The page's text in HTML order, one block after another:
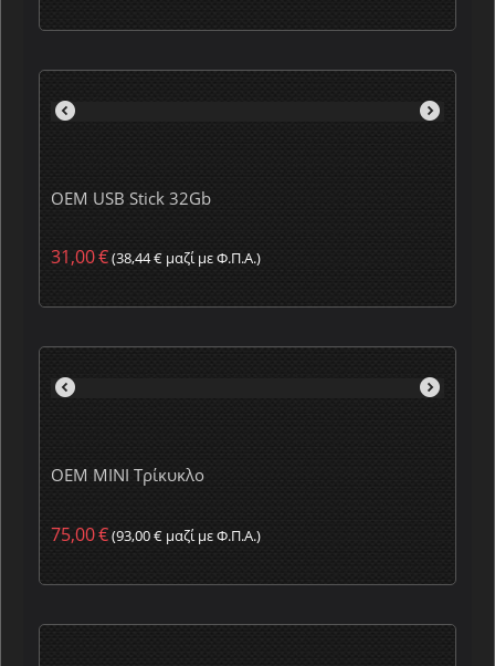
OEM USB Stick 32Gb
31,00€(38,44€ μαζί με Φ.Π.Α.)
OEM MINI Τρίκυκλο
75,00€(93,00€ μαζί με Φ.Π.Α.)